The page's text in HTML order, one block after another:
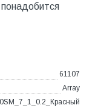
61107
Array